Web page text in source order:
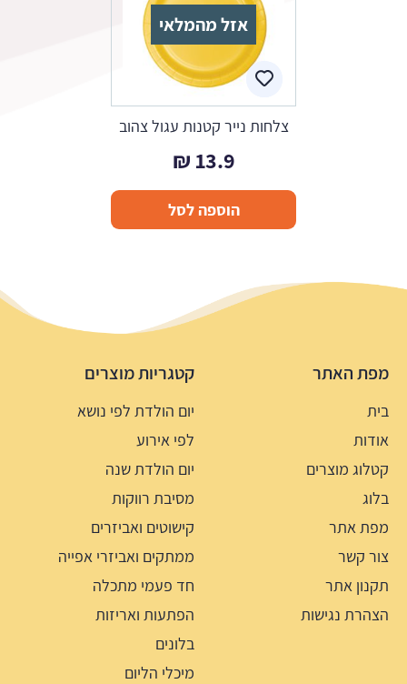
אזל מהמלאי
צלחות נייר קטנות עגול צהוב
13.9
₪
הוספה לסל
מפת האתר
בית
אודות
קטלוג מוצרים
בלוג
מפת אתר
צור קשר
תקנון אתר
הצהרת נגישות
קטגריות מוצרים
יום הולדת לפי נושא
לפי אירוע
יום הולדת שנה
מסיבת רווקות
קישוטים ואביזרים
ממתקים ואביזרי אפייה
חד פעמי מתכלה
הפתעות ואריזות
בלונים
מיכלי הליום